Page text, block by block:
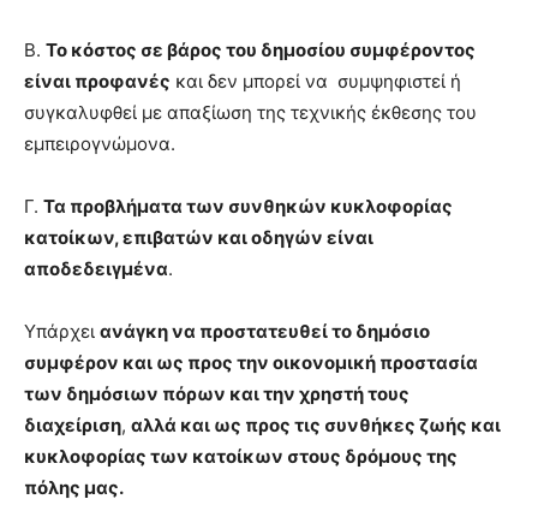
Β. Το κόστος σε βάρος του δημοσίου συμφέροντος
είναι προφανές και δεν μπορεί να συμψηφιστεί ή
συγκαλυφθεί με απαξίωση της τεχνικής έκθεσης του
εμπειρογνώμονα.
Γ. Τα προβλήματα των συνθηκών κυκλοφορίας
κατοίκων, επιβατών και οδηγών είναι
αποδεδειγμένα.
Υπάρχει ανάγκη να προστατευθεί το δημόσιο
συμφέρον και ως προς την οικονομική προστασία
των δημόσιων πόρων και την χρηστή τους
διαχείριση, αλλά και ως προς τις συνθήκες ζωής και
κυκλοφορίας των κατοίκων στους δρόμους της
πόλης μας.